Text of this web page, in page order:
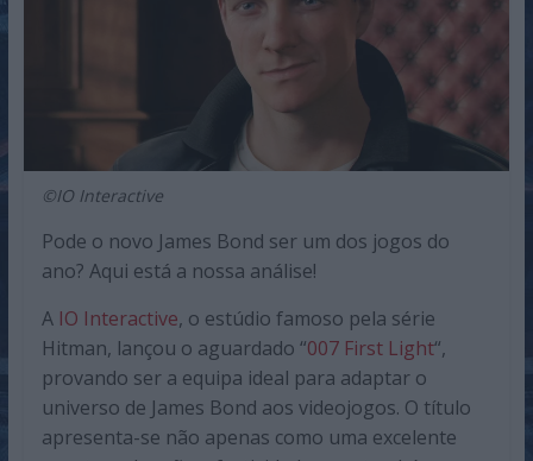
©IO Interactive
Pode o novo James Bond ser um dos jogos do
ano? Aqui está a nossa análise!
A IO Interactive, o estúdio famoso pela série
Hitman, lançou o aguardado “007 First Light“,
provando ser a equipa ideal para adaptar o
universo de James Bond aos videojogos. O título
apresenta-se não apenas como uma excelente